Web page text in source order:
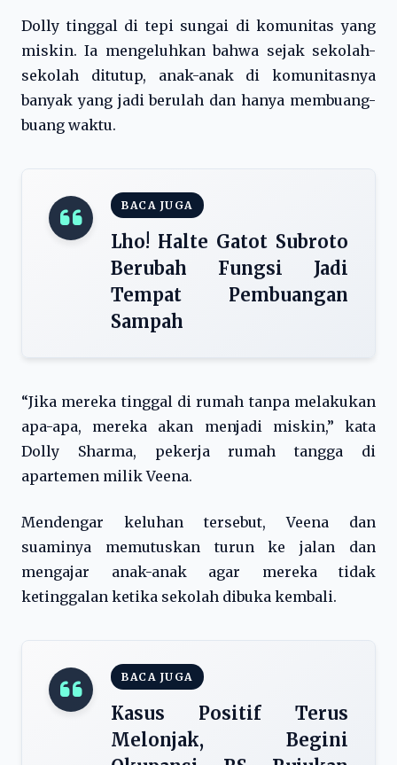
Dolly tinggal di tepi sungai di komunitas yang
miskin. Ia mengeluhkan bahwa sejak sekolah-
sekolah ditutup, anak-anak di komunitasnya
banyak yang jadi berulah dan hanya membuang-
buang waktu.
BACA JUGA
Lho! Halte Gatot Subroto
Berubah Fungsi Jadi
Tempat Pembuangan
Sampah
“Jika mereka tinggal di rumah tanpa melakukan
apa-apa, mereka akan menjadi miskin,” kata
Dolly Sharma, pekerja rumah tangga di
apartemen milik Veena.
Mendengar keluhan tersebut, Veena dan
suaminya memutuskan turun ke jalan dan
mengajar anak-anak agar mereka tidak
ketinggalan ketika sekolah dibuka kembali.
BACA JUGA
Kasus Positif Terus
Melonjak, Begini